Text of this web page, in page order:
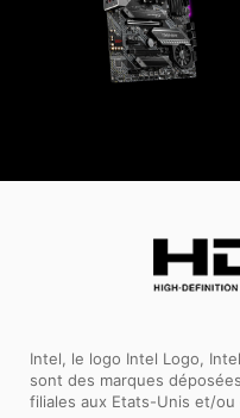
Intel, le logo Intel Logo,
sont des marques
filiales aux Etats-Unis et/ou